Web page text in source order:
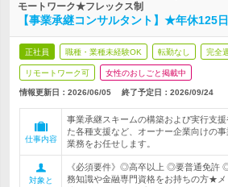
モートワーク★フレックス制
【事業承継コンサルタント】★年休125
正社員 職種・業種未経験OK 転勤なし 完全
リモートワーク可 女性のおしごと掲載中
情報更新日：2026/06/05 終了予定日： 2026/09/24
仕事内容
事業承継スキームの構築および実行支
た各種支援など、オーナー企業向けの
業務をお任せします。
対象と
《必須要件》◎高卒以上 ◎要普通免許
務知識や金融専門資格をお持ちの方★